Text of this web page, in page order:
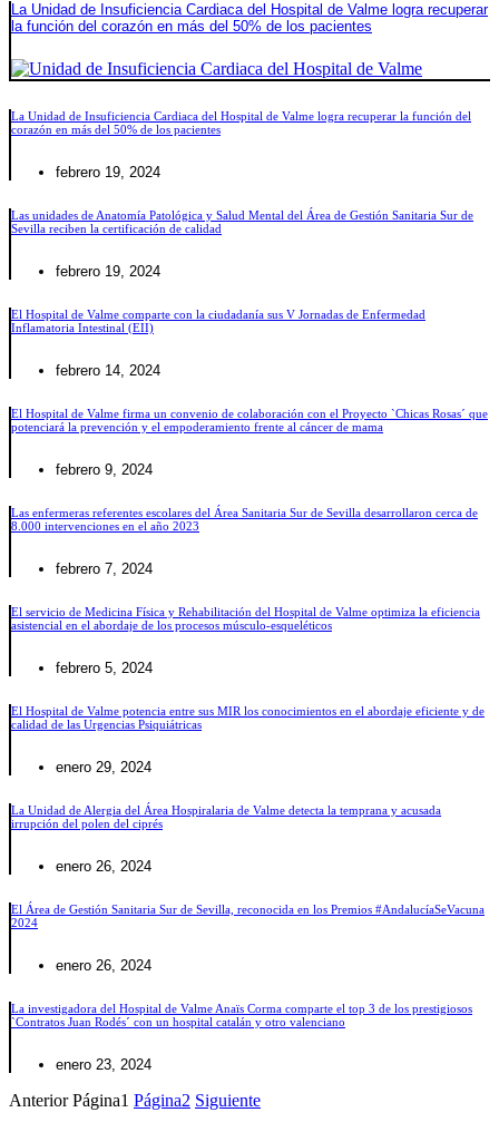
La Unidad de Insuficiencia Cardiaca del Hospital de Valme logra recuperar
la función del corazón en más del 50% de los pacientes
La Unidad de Insuficiencia Cardiaca del Hospital de Valme logra recuperar la función del
corazón en más del 50% de los pacientes
febrero 19, 2024
Las unidades de Anatomía Patológica y Salud Mental del Área de Gestión Sanitaria Sur de
Sevilla reciben la certificación de calidad
febrero 19, 2024
El Hospital de Valme comparte con la ciudadanía sus V Jornadas de Enfermedad
Inflamatoria Intestinal (EII)
febrero 14, 2024
El Hospital de Valme firma un convenio de colaboración con el Proyecto `Chicas Rosas´ que
potenciará la prevención y el empoderamiento frente al cáncer de mama
febrero 9, 2024
Las enfermeras referentes escolares del Área Sanitaria Sur de Sevilla desarrollaron cerca de
8.000 intervenciones en el año 2023
febrero 7, 2024
El servicio de Medicina Física y Rehabilitación del Hospital de Valme optimiza la eficiencia
asistencial en el abordaje de los procesos músculo-esqueléticos
febrero 5, 2024
El Hospital de Valme potencia entre sus MIR los conocimientos en el abordaje eficiente y de
calidad de las Urgencias Psiquiátricas
enero 29, 2024
La Unidad de Alergia del Área Hospiralaria de Valme detecta la temprana y acusada
irrupción del polen del ciprés
enero 26, 2024
El Área de Gestión Sanitaria Sur de Sevilla, reconocida en los Premios #AndalucíaSeVacuna
2024
enero 26, 2024
La investigadora del Hospital de Valme Anaïs Corma comparte el top 3 de los prestigiosos
`Contratos Juan Rodés´ con un hospital catalán y otro valenciano
enero 23, 2024
Anterior Página1 Página2 Siguiente